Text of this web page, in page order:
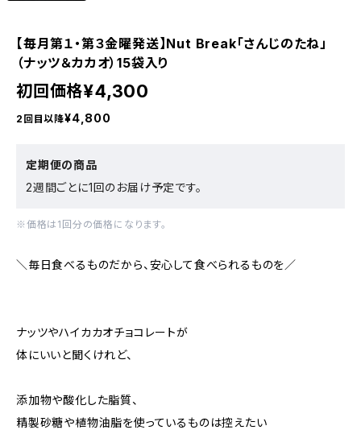
【毎月第１・第３金曜発送】Nut Break「さんじのたね」
（ナッツ＆カカオ）15袋入り
初回価格¥4,300
2回目以降¥4,800
定期便の商品
2週間ごとに1回のお届け予定です。
※価格は1回分の価格になります。
＼毎日食べるものだから、安心して食べられるものを／
ナッツやハイカカオチョコレートが
体にいいと聞くけれど、
添加物や酸化した脂質、
精製砂糖や植物油脂を使っているものは控えたい